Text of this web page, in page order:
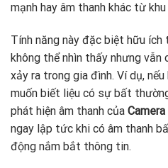
mạnh hay âm thanh khác từ khu
Tính năng này đặc biệt hữu ích
không thể nhìn thấy nhưng
xảy ra trong gia đình. Ví dụ,
muốn biết liệu có sự bất
phát hiện âm thanh của
ngay lập tức khi có âm thanh
động nắm bắt thông tin.